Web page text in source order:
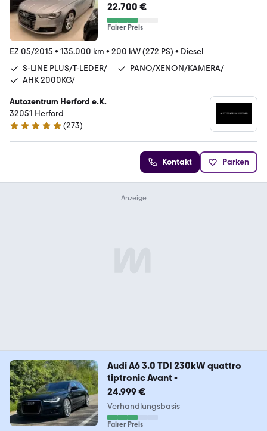
22.700 €
Fairer Preis
EZ 05/2015 • 135.000 km • 200 kW (272 PS) • Diesel
S-LINE PLUS/T-LEDER/
PANO/XENON/KAMERA/
AHK 2000KG/
Autozentrum Herford e.K.
32051 Herford
4.9 Sterne
(273)
Kontakt Parken
Audi A6 3.0 TDI 230kW quattro
tiptronic Avant -
24.999 €
Verhandlungsbasis
Fairer Preis